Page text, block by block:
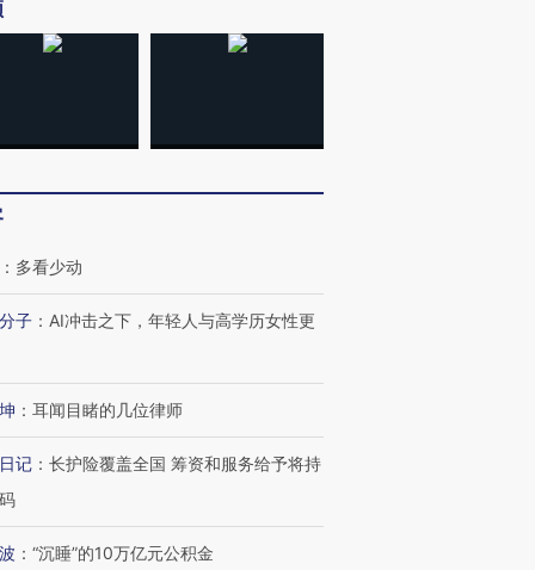
： 多看少动
子 ： AI冲击之下，年轻人与高学历女性更
： 耳闻目睹的几位律师
记 ： 长护险覆盖全国 筹资和服务给予将持
： “沉睡”的10万亿元公积金